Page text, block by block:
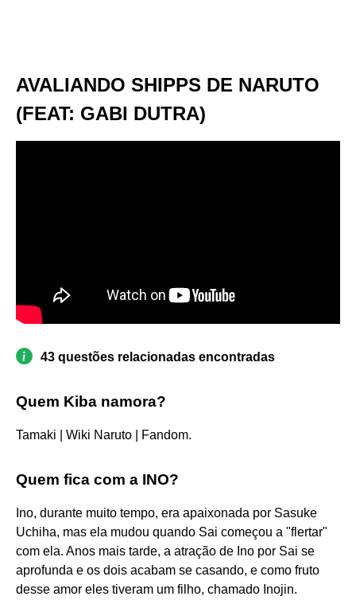
AVALIANDO SHIPPS DE NARUTO
(FEAT: GABI DUTRA)
43 questões relacionadas encontradas
Quem Kiba namora?
Tamaki | Wiki Naruto | Fandom.
Quem fica com a INO?
Ino, durante muito tempo, era apaixonada por Sasuke
Uchiha, mas ela mudou quando Sai começou a "flertar"
com ela. Anos mais tarde, a atração de Ino por Sai se
aprofunda e os dois acabam se casando, e como fruto
desse amor eles tiveram um filho, chamado Inojin.